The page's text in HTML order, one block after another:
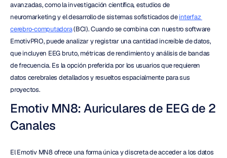
avanzadas, como la investigación científica, estudios de
neuromarketing y el desarrollo de sistemas sofisticados de interfaz
cerebro-computadora (BCI). Cuando se combina con nuestro software
EmotivPRO, puede analizar y registrar una cantidad increíble de datos,
que incluyen EEG bruto, métricas de rendimiento y análisis de bandas
de frecuencia. Es la opción preferida por los usuarios que requieren
datos cerebrales detallados y resueltos espacialmente para sus
proyectos.
Emotiv MN8: Auriculares de EEG de 2
Canales
El Emotiv MN8 ofrece una forma única y discreta de acceder a los datos